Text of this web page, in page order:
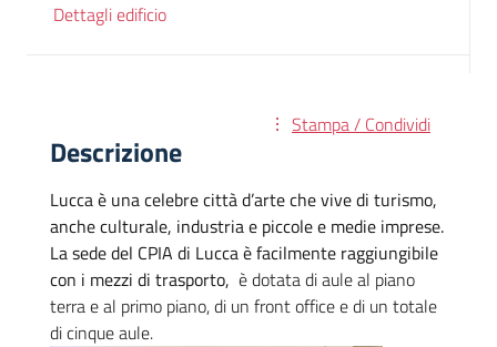
Dettagli edificio
Stampa / Condividi
Descrizione
Lucca è una celebre città d’arte che vive di turismo,
anche culturale, industria e piccole e medie imprese.
La sede del CPIA di Lucca è facilmente raggiungibile
con i mezzi di trasporto, è dotata di aule al piano
terra e al primo piano, di un front office e di un totale
di cinque aule.